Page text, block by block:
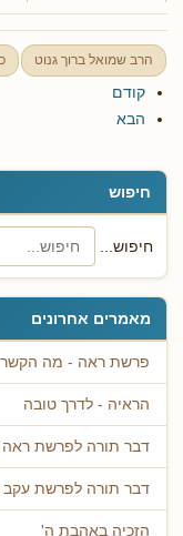
חיפוש
חיפוש...
מאמרים אחרונים
פרשת ראה - מה הקשר
הראיה - לדרך טובה
דבר תורה לפרשת ראה
דבר תורה לפרשת עקב
הזכיה באהבת ה'
הרב שמואל ברוך גנוט
קודם
הבא